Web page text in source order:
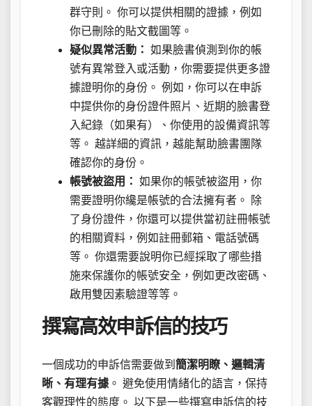
群守則。 你可以提供相關的證據，例如
你已刪除的貼文截圖等。
疑似異常活動： 如果臉書偵測到你的帳
號有異常登入或活動，你需要提供更多證
據證明你的身份。 例如，你可以在申訴
中提供你的身份證件照片、近期的臉書登
入紀錄（如果有）、你使用的設備資訊等
等。 越詳細的資訊，越能幫助臉書團隊
確認你的身份。
帳號被盜用： 如果你的帳號被盜用，你
需要證明你纔是帳號的合法擁有者。 除
了身份證件，你還可以提供當初註冊帳號
的相關資料，例如註冊郵箱、電話號碼
等。 你還需要說明你已經採取了哪些措
施來保護你的帳號安全，例如更改密碼、
啟用雙因素驗證等等。
撰寫高效申訴信的技巧
一個成功的申訴信需要做到 簡潔明瞭、邏輯清
晰、有理有據 。 避免使用情緒化的語言，保持
客觀理性的態度。 以下是一些撰寫申訴信的技